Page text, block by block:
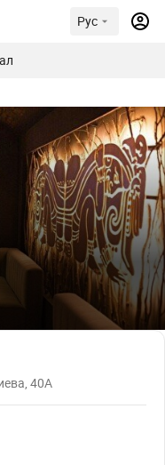
Рус
40А